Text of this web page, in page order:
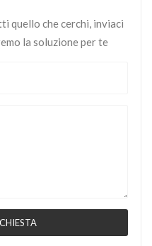
quello che cerchi, inviaci
la soluzione per te